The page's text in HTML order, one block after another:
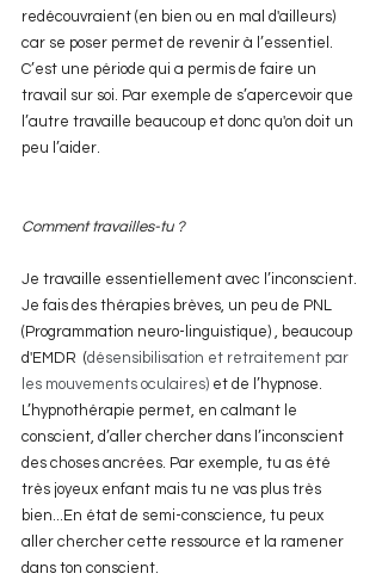
redécouvraient (en bien ou en mal d'ailleurs)
car se poser permet de revenir à l’essentiel.
C’est une période qui a permis de faire un
travail sur soi. Par exemple de s’apercevoir que
l’autre travaille beaucoup et donc qu'on doit un
peu l’aider.
Comment travailles-tu ?
Je travaille essentiellement avec l’inconscient.
Je fais des thérapies brèves, un peu de PNL
(Programmation neuro-linguistique) , beaucoup
d'EMDR  (désensibilisation et retraitement par
les mouvements oculaires) et de l’hypnose.
L’hypnothérapie permet, en calmant le
conscient, d’aller chercher dans l’inconscient
des choses ancrées. Par exemple, tu as été
très joyeux enfant mais tu ne vas plus très
bien...En état de semi-conscience, tu peux
aller chercher cette ressource et la ramener
dans ton conscient.